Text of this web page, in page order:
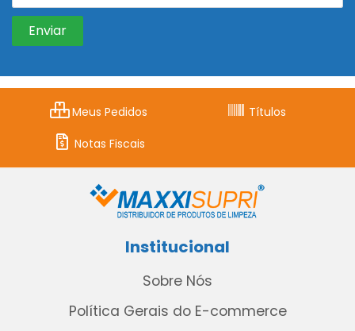
Meus Pedidos
Títulos
Notas Fiscais
Institucional
Sobre Nós
Política Gerais do E-commerce